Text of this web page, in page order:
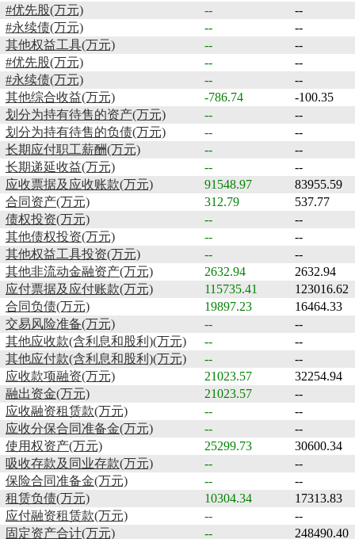
#优先股(万元)
--
--
#永续债(万元)
--
--
其他权益工具(万元)
--
--
#优先股(万元)
--
--
#永续债(万元)
--
--
其他综合收益(万元)
-786.74
-100.35
划分为持有待售的资产(万元)
--
--
划分为持有待售的负债(万元)
--
--
长期应付职工薪酬(万元)
--
--
长期递延收益(万元)
--
--
应收票据及应收账款(万元)
91548.97
83955.59
合同资产(万元)
312.79
537.77
债权投资(万元)
--
--
其他债权投资(万元)
--
--
其他权益工具投资(万元)
--
--
其他非流动金融资产(万元)
2632.94
2632.94
应付票据及应付账款(万元)
115735.41
123016.62
合同负债(万元)
19897.23
16464.33
交易风险准备(万元)
--
--
其他应收款(含利息和股利)(万元)
--
--
其他应付款(含利息和股利)(万元)
--
--
应收款项融资(万元)
21023.57
32254.94
融出资金(万元)
21023.57
--
应收融资租赁款(万元)
--
--
应收分保合同准备金(万元)
--
--
使用权资产(万元)
25299.73
30600.34
吸收存款及同业存款(万元)
--
--
保险合同准备金(万元)
--
--
租赁负债(万元)
10304.34
17313.83
应付融资租赁款(万元)
--
--
固定资产合计(万元)
--
248490.40